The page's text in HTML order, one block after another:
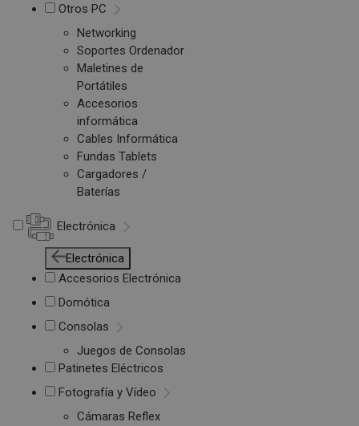
Otros PC
Networking
Soportes Ordenador
Maletines de
Portátiles
Accesorios
informática
Cables Informática
Fundas Tablets
Cargadores /
Baterías
Electrónica
Electrónica
Accesorios Electrónica
Domótica
Consolas
Juegos de Consolas
Patinetes Eléctricos
Fotografía y Vídeo
Cámaras Reflex